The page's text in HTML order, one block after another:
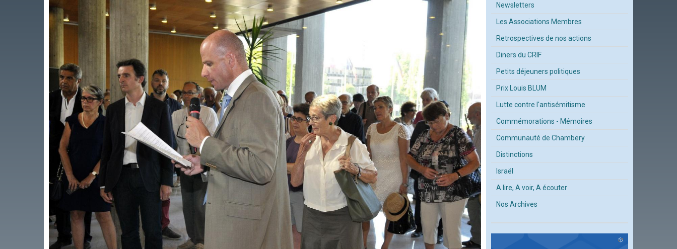
Newsletters
Les Associations Membres
Retrospectives de nos actions
Diners du CRIF
Petits déjeuners politiques
Prix Louis BLUM
Lutte contre l'antisémitisme
Commémorations - Mémoires
Communauté de Chambery
Distinctions
Israël
A lire, A voir, A écouter
Nos Archives